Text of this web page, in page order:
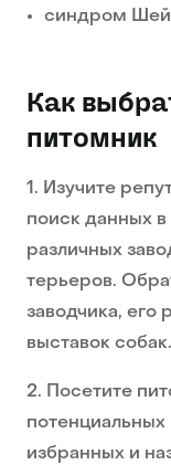
синдром
Как
питомник
1. Изучите
поиск данных в
различных
терьеров.
заводчика, его
выставок собак.
2. Посетите
потенциальных
избранных и